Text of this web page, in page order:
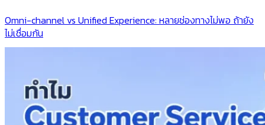
Omni-channel vs Unified Experience: หลายช่องทางไม่พอ ถ้ายัง
ไม่เชื่อมกัน